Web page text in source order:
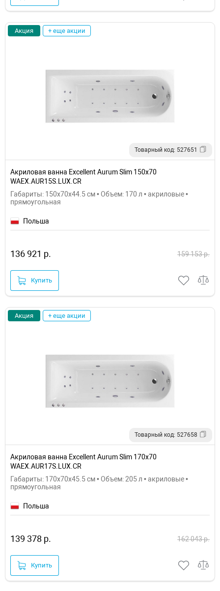
Акция + еще акции
Товарный код: 527651
Акриловая ванна Excellent Aurum Slim 150x70
WAEX.AUR15S.LUX.CR
Габариты: 150x70x44.5 см • Объем: 170 л • акриловые •
прямоугольная
Польша
136 921 р. 159 153 р.
Купить
Акция + еще акции
Товарный код: 527658
Акриловая ванна Excellent Aurum Slim 170x70
WAEX.AUR17S.LUX.CR
Габариты: 170x70x45.5 см • Объем: 205 л • акриловые •
прямоугольная
Польша
139 378 р. 162 043 р.
Купить